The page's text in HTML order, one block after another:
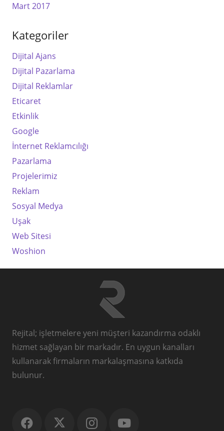
Mart 2017
Kategoriler
Dijital Ajans
Dijital Pazarlama
Dijital Reklamlar
Eticaret
Etkinlik
Google
İnternet Reklamcılığı
Pazarlama
Projelerimiz
Reklam
Sosyal Medya
Uşak
Web Sitesi
Woshion
Rejital; işletmelere yeni müşteri kazandırma odaklı
hizmet sağlayan bir markadır. En uygun kanalları
kullanarak firmaların markalaşmasına katkıda
bulunur.